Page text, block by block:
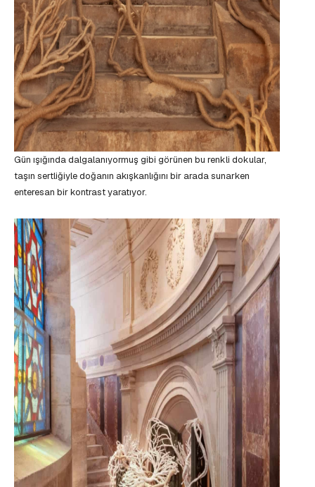
Gün ışığında dalgalanıyormuş gibi görünen bu renkli dokular,
taşın sertliğiyle doğanın akışkanlığını bir arada sunarken
enteresan bir kontrast yaratıyor.